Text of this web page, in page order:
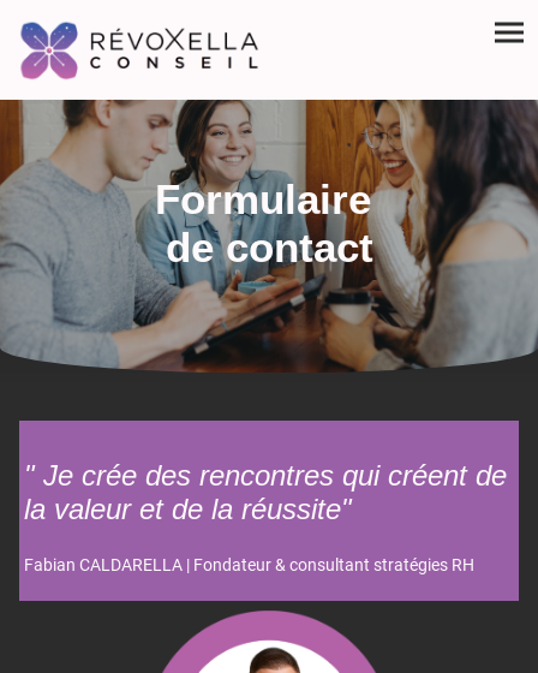
Formulaire
de contact
" Je crée des rencontres qui créent de
la valeur et de la réussite"
Fabian CALDARELLA | Fondateur & consultant stratégies RH